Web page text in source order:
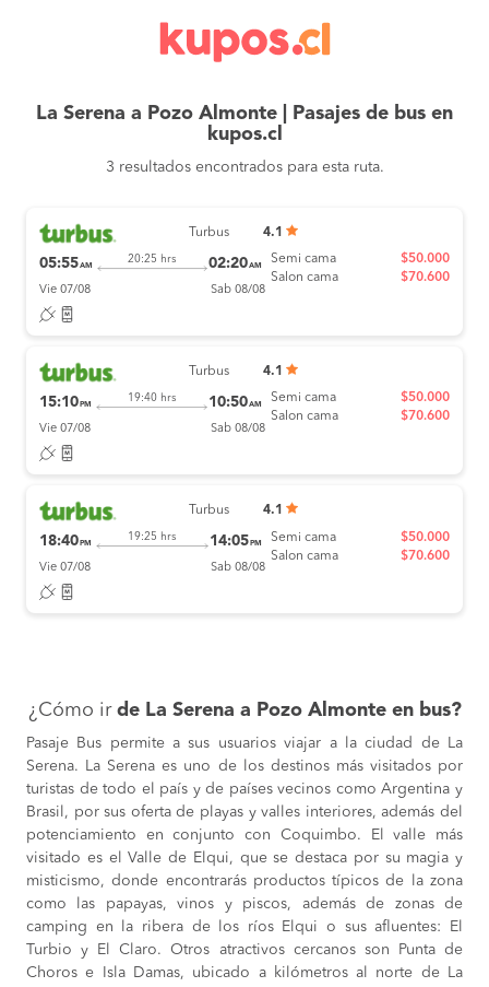
La Serena a Pozo Almonte | Pasajes de bus en
kupos.cl
3 resultados encontrados para esta ruta.
Turbus 4.1
05:55AM
20:25 hrs 02:20AM
Vie 07/08 Sab 08/08
Semi cama
Salon cama
$50.000
$70.600
Turbus 4.1
15:10 PM
19:40 hrs 10:50AM
Vie 07/08 Sab 08/08
Semi cama
Salon cama
$50.000
$70.600
Turbus 4.1
18:40 PM
19:25 hrs 14:05 PM
Vie 07/08 Sab 08/08
Semi cama
Salon cama
$50.000
$70.600
¿Cómo ir de La Serena a Pozo Almonte en bus?
Pasaje Bus permite a sus usuarios viajar a la ciudad de La
Serena. La Serena es uno de los destinos más visitados por
turistas de todo el país y de países vecinos como Argentina y
Brasil, por sus oferta de playas y valles interiores, además del
potenciamiento en conjunto con Coquimbo. El valle más
visitado es el Valle de Elqui, que se destaca por su magia y
misticismo, donde encontrarás productos típicos de la zona
como las papayas, vinos y piscos, además de zonas de
camping en la ribera de los ríos Elqui o sus afluentes: El
Turbio y El Claro. Otros atractivos cercanos son Punta de
Choros e Isla Damas, ubicado a kilómetros al norte de La